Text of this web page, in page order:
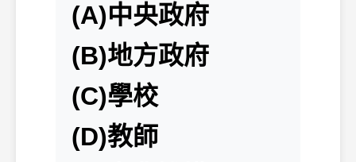
(A)中央政府
(B)地方政府
(C)學校
(D)教師